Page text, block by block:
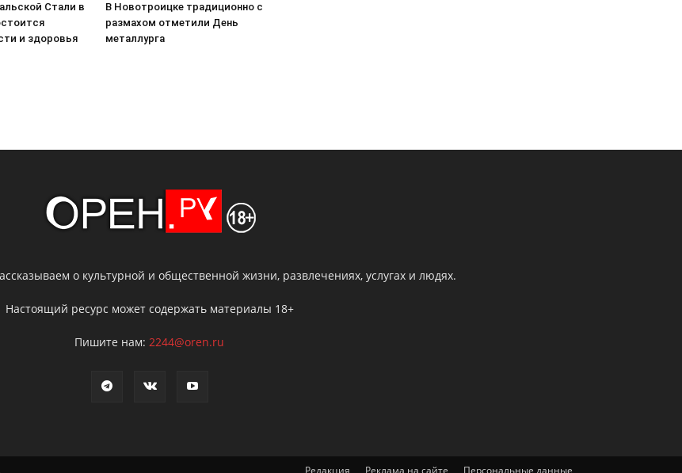
Стали в
и здоровья
В Новотроицке традиционно с
размахом отметили День
металлурга
о культурной и общественной жизни, развлечениях, услугах и людях.
Настоящий ресурс может содержать материалы 18+
Пишите нам:2244@oren.ru
Редакция Реклама на сайте Персональные данные